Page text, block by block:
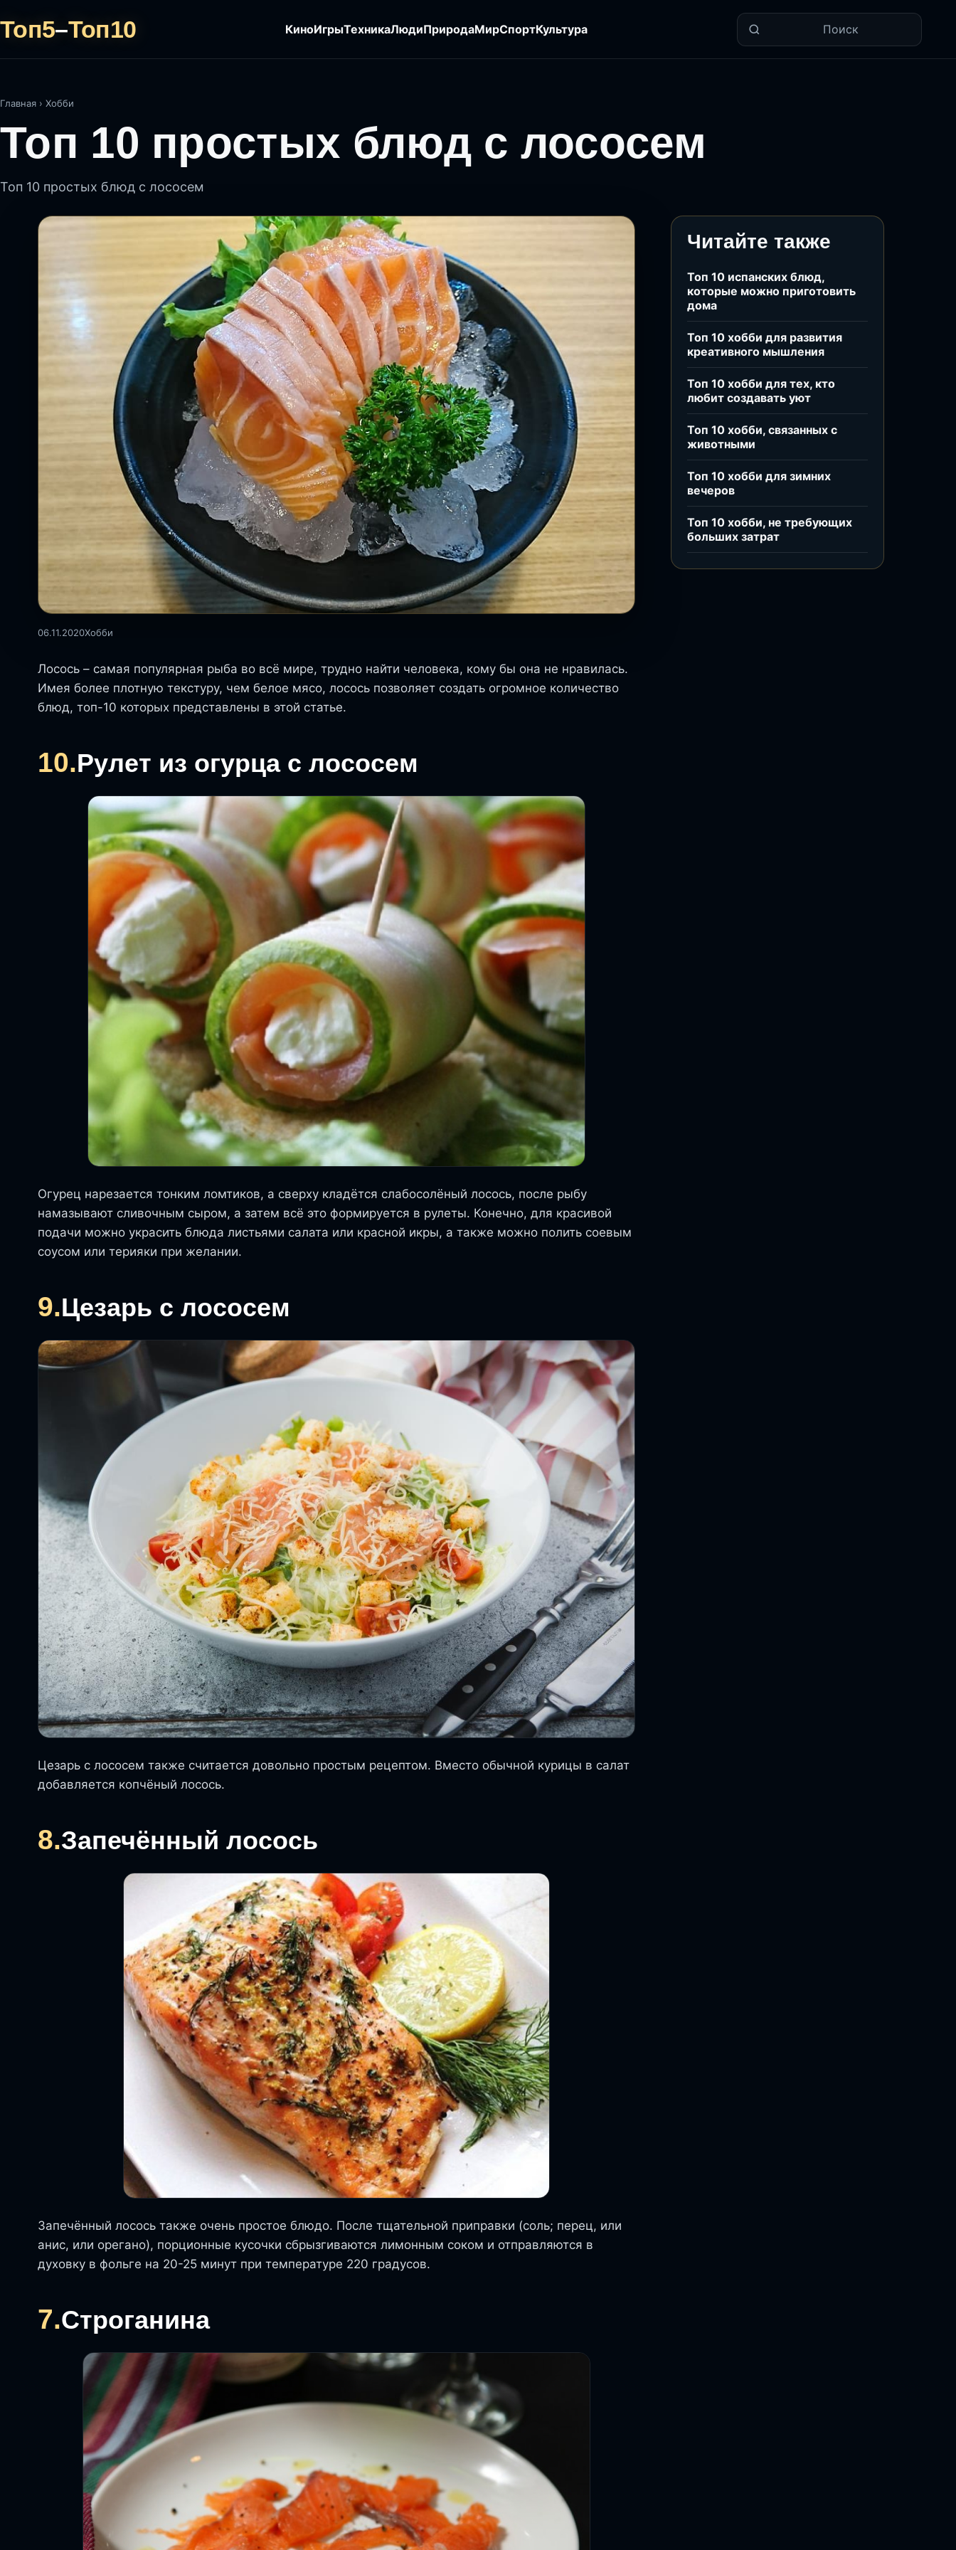
Топ5–Топ10 КиноИгрыТехникаЛюдиПриродаМирСпортКультура Поиск
Главная › Хобби
Топ 10 простых блюд с лососем
Топ 10 простых блюд с лососем
06.11.2020Хобби
Лосось – самая популярная рыба во всё мире, трудно найти человека, кому бы она не нравилась.
Имея более плотную текстуру, чем белое мясо, лосось позволяет создать огромное количество
блюд, топ-10 которых представлены в этой статье.
10.Рулет из огурца с лососем
Огурец нарезается тонким ломтиков, а сверху кладётся слабосолёный лосось, после рыбу
намазывают сливочным сыром, а затем всё это формируется в рулеты. Конечно, для красивой
подачи можно украсить блюда листьями салата или красной икры, а также можно полить соевым
соусом или терияки при желании.
9.Цезарь с лососем
Цезарь с лососем также считается довольно простым рецептом. Вместо обычной курицы в салат
добавляется копчёный лосось.
8.Запечённый лосось
Запечённый лосось также очень простое блюдо. После тщательной приправки (соль; перец, или
анис, или орегано), порционные кусочки сбрызгиваются лимонным соком и отправляются в
духовку в фольге на 20-25 минут при температуре 220 градусов.
7.Строганина
Читайте также
Топ 10 испанских блюд,
которые можно приготовить
дома
Топ 10 хобби для развития
креативного мышления
Топ 10 хобби для тех, кто
любит создавать уют
Топ 10 хобби, связанных с
животными
Топ 10 хобби для зимних
вечеров
Топ 10 хобби, не требующих
больших затрат